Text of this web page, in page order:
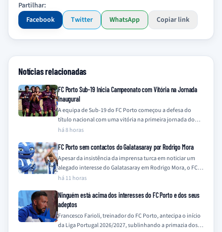
Partilhar:
Facebook
Twitter WhatsApp Copiar link
Notícias relacionadas
FC Porto Sub-19 Inicia Campeonato com Vitória na Jornada
Inaugural
A equipa de Sub-19 do FC Porto começou a defesa do
título nacional com uma vitória na primeira jornada do
Campeonato Nacional…
há 8 horas
FC Porto sem contactos do Galatasaray por Rodrigo Mora
Apesar da insistência da imprensa turca em noticiar um
alegado interesse do Galatasaray em Rodrigo Mora, o FC
Porto nega qualquer contacto…
há 11 horas
Ninguém está acima dos interesses do FC Porto e dos seus
adeptos
Francesco Farioli, treinador do FC Porto, antecipa o início
da Liga Portugal 2026/2027, sublinhando a primazia dos